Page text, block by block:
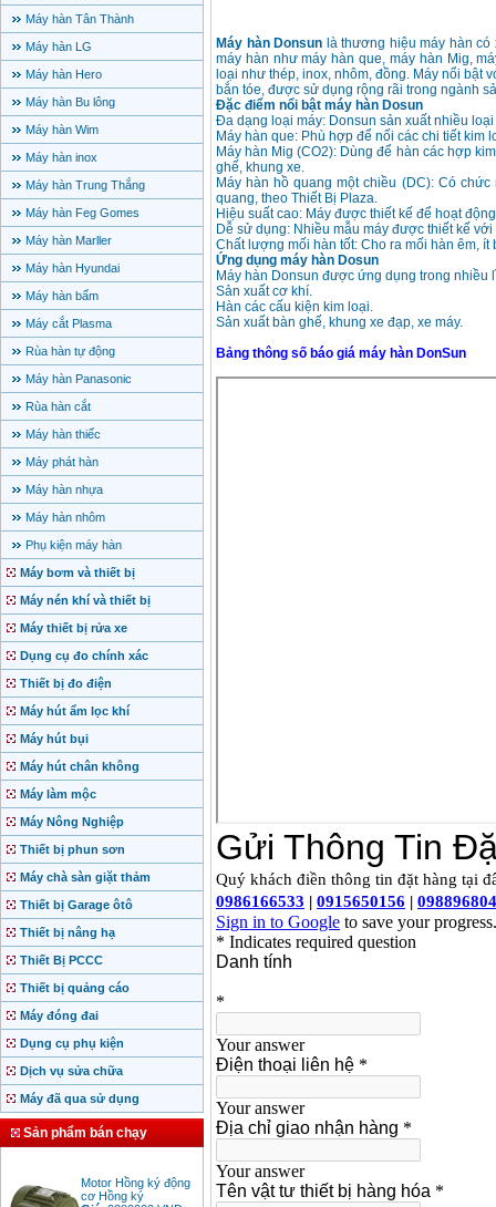
Máy hàn Tân Thành
Máy hàn LG
Máy hàn Hero
Máy hàn Bu lông
Máy hàn Wim
Máy hàn inox
Máy hàn Trung Thắng
Máy hàn Feg Gomes
Máy hàn Marller
Máy hàn Hyundai
Máy hàn bấm
Máy cắt Plasma
Rùa hàn tự động
Máy hàn Panasonic
Rùa hàn cắt
Máy hàn thiếc
Máy phát hàn
Máy hàn nhựa
Máy hàn nhôm
Phụ kiện máy hàn
Máy bơm và thiết bị
Máy nén khí và thiết bị
Máy thiết bị rửa xe
Dụng cụ đo chính xác
Thiết bị đo điện
Máy hút ẩm lọc khí
Máy hút bụi
Máy hút chân không
Máy làm mộc
Máy Nông Nghiệp
Thiết bị phun sơn
Máy chà sàn giặt thảm
Thiết bị Garage ôtô
Thiết bị nâng hạ
Thiết Bị PCCC
Thiết bị quảng cáo
Máy đóng đai
Dụng cụ phụ kiện
Dịch vụ sửa chữa
Máy đã qua sử dụng
Sản phẩm bán chạy
cơ Hồng ký
Giá :2280000
Máy hàn Donsun là thương hiệu máy hàn
máy hàn như máy hàn que, máy hàn Mig,
loại như thép, inox, nhôm, đồng. Máy nổi bật
bắn tóe, được sử dụng rộng rãi trong ngành
Đặc điểm nổi bật máy hàn Dosun
Đa dạng loại máy: Donsun sản xuất nhiều
Máy hàn que: Phù hợp để nối các chi tiết kim
Máy hàn Mig (CO2): Dùng để hàn các hợp
ghế, khung xe.
Máy hàn hồ quang một chiều (DC): Có
quang, theo Thiết Bị Plaza.
Hiệu suất cao: Máy được thiết kế để hoạt
Dễ sử dụng: Nhiều mẫu máy được thiết kế
Chất lượng mối hàn tốt: Cho ra mối hàn êm,
Ứng dụng máy hàn Dosun
Máy hàn Donsun được ứng dụng trong nhiều
Sản xuất cơ khí.
Hàn các cấu kiện kim loại.
Sản xuất bàn ghế, khung xe đạp, xe máy.
Bảng thông số báo giá máy hàn DonSun